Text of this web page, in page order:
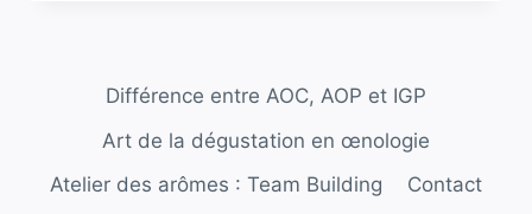
D’INITIATION
L’ŒNOLOGIE
PROPOSÉ
Différence entre AOC, AOP et IGP
Art de la dégustation en œnologie
Atelier des arômes : Team Building
Contact